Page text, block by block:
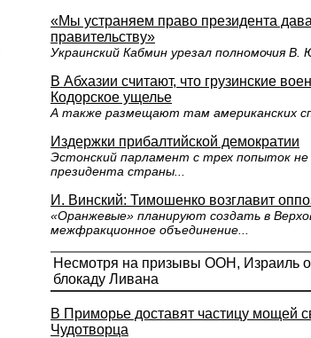
«Мы устраняем право президента
правительству»
Украинский Кабмин урезал полномочия В.
В Абхазии считают, что грузинские
Кодорское ущелье
А также размещают там американских
Издержки прибалтийской демократии
Эстонский парламент с трех попыток не
президента страны...
И. Винский: Тимошенко возглавит
«Оранжевые» планируют создать в
межфракционное объединение...
Несмотря на призывы ООН, Израиль
блокаду Ливана
В Приморье доставят частицу мощей
Чудотворца